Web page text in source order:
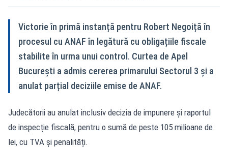
Victorie în primă instanță pentru Robert Negoiță în
procesul cu ANAF în legătură cu obligațiile fiscale
stabilite în urma unui control. Curtea de Apel
București a admis cererea primarului Sectorul 3 și a
anulat parțial deciziile emise de ANAF.
Judecătorii au anulat inclusiv decizia de impunere și raportul
de inspecție fiscală, pentru o sumă de peste 105 milioane de
lei, cu TVA și penalități.